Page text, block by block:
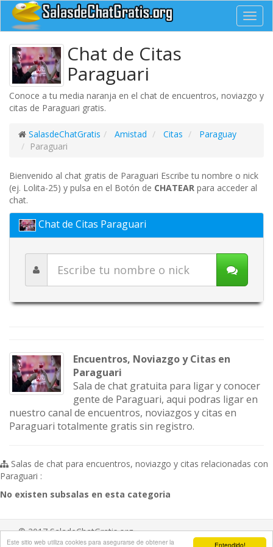
Entendido!
Este sitio web utiliza cookies para asegurarse de obtener la
Chat de Citas
Paraguari
Conoce a tu media naranja en el chat de encuentros, noviazgo y
citas de Paraguari gratis.
SalasdeChatGratis Amistad Citas
Paraguay
Paraguari
Bienvenido al chat gratis de Paraguari Escribe tu nombre o nick
(ej. Lolita-25) y pulsa en el Botón de CHATEAR para acceder al
chat.
Chat de Citas Paraguari
Encuentros, Noviazgo y Citas en
Paraguari
Sala de chat gratuita para ligar y conocer
gente de Paraguari, aqui podras ligar en
nuestro canal de encuentros, noviazgos y citas en
Paraguari totalmente gratis sin registro.
Salas de chat para encuentros, noviazgo y citas relacionadas con
Paraguari :
No existen subsalas en esta categoria
© 2017 SaladeChatGratis.org